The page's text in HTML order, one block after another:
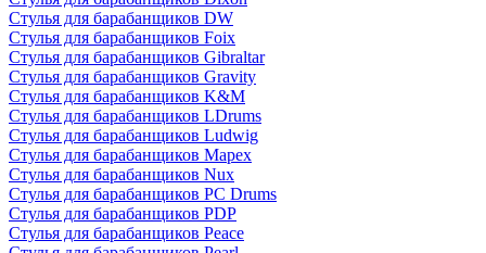
Стулья для барабанщиков DW
Стулья для барабанщиков Foix
Стулья для барабанщиков Gibraltar
Стулья для барабанщиков Gravity
Стулья для барабанщиков K&M
Стулья для барабанщиков LDrums
Стулья для барабанщиков Ludwig
Стулья для барабанщиков Mapex
Стулья для барабанщиков Nux
Стулья для барабанщиков PC Drums
Стулья для барабанщиков PDP
Стулья для барабанщиков Peace